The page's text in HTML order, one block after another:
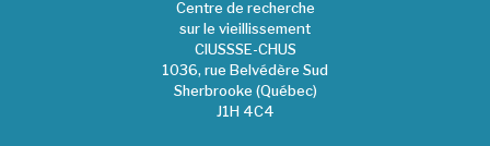
Centre de recherche
sur le vieillissement
CIUSSSE-CHUS
1036, rue Belvédère Sud
Sherbrooke (Québec)
J1H 4C4